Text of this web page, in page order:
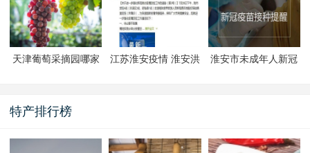
天津葡萄采摘园哪家
江苏淮安疫情 淮安洪
淮安市未成年人新冠
特产排行榜